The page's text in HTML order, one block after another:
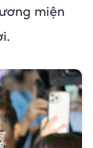
miện